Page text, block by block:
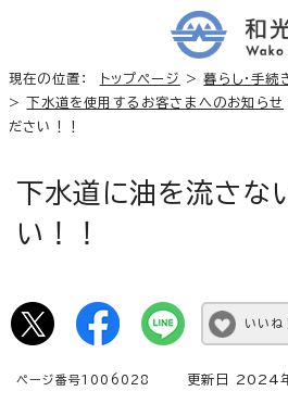
現在の位置： トップページ >暮らし・手続
>下水道を使用するお客さまへのお知らせ
ださい！！
下水道に油を流さな
い！！
いいね
ページ番号1006028 更新日 2024